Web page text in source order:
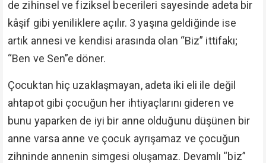
de zihinsel ve fiziksel becerileri sayesinde adeta bir
kâşif gibi yeniliklere açılır. 3 yaşına geldiğinde ise
artık annesi ve kendisi arasında olan “Biz” ittifakı;
“Ben ve Sen”e döner.
Çocuktan hiç uzaklaşmayan, adeta iki eli ile değil
ahtapot gibi çocuğun her ihtiyaçlarını gideren ve
bunu yaparken de iyi bir anne olduğunu düşünen bir
anne varsa anne ve çocuk ayrışamaz ve çocuğun
zihninde annenin simgesi oluşamaz. Devamlı “biz”